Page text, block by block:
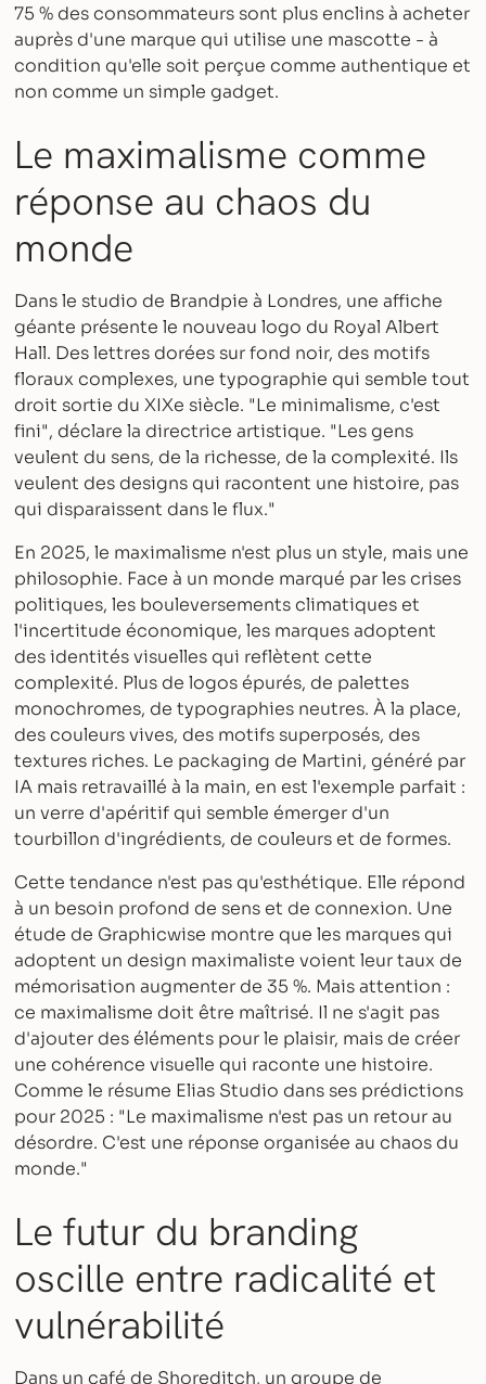
75 % des consommateurs sont plus enclins à acheter
auprès d'une marque qui utilise une mascotte - à
condition qu'elle soit perçue comme authentique et
non comme un simple gadget.
Le maximalisme comme
réponse au chaos du
monde
Dans le studio de Brandpie à Londres, une affiche
géante présente le nouveau logo du Royal Albert
Hall. Des lettres dorées sur fond noir, des motifs
floraux complexes, une typographie qui semble tout
droit sortie du XIXe siècle. "Le minimalisme, c'est
fini", déclare la directrice artistique. "Les gens
veulent du sens, de la richesse, de la complexité. Ils
veulent des designs qui racontent une histoire, pas
qui disparaissent dans le flux."
En 2025, le maximalisme n'est plus un style, mais une
philosophie. Face à un monde marqué par les crises
politiques, les bouleversements climatiques et
l'incertitude économique, les marques adoptent
des identités visuelles qui reflètent cette
complexité. Plus de logos épurés, de palettes
monochromes, de typographies neutres. À la place,
des couleurs vives, des motifs superposés, des
textures riches. Le packaging de Martini, généré par
IA mais retravaillé à la main, en est l'exemple parfait :
un verre d'apéritif qui semble émerger d'un
tourbillon d'ingrédients, de couleurs et de formes.
Cette tendance n'est pas qu'esthétique. Elle répond
à un besoin profond de sens et de connexion. Une
étude de Graphicwise montre que les marques qui
adoptent un design maximaliste voient leur taux de
mémorisation augmenter de 35 %. Mais attention :
ce maximalisme doit être maîtrisé. Il ne s'agit pas
d'ajouter des éléments pour le plaisir, mais de créer
une cohérence visuelle qui raconte une histoire.
Comme le résume Elias Studio dans ses prédictions
pour 2025 : "Le maximalisme n'est pas un retour au
désordre. C'est une réponse organisée au chaos du
monde."
Le futur du branding
oscille entre radicalité et
vulnérabilité
Dans un café de Shoreditch, un groupe de